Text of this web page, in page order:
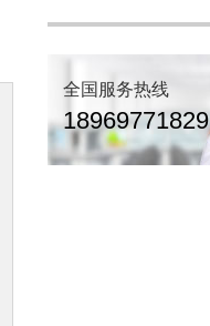
全国服务热线
18969771829